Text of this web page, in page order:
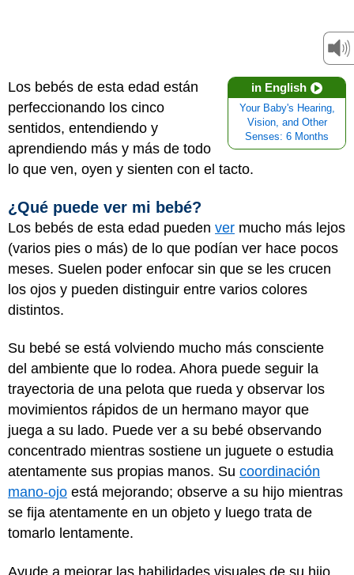
in English
Your Baby's Hearing,
Vision, and Other
Senses: 6 Months
Los bebés de esta edad están
perfeccionando los cinco
sentidos, entendiendo y
aprendiendo más y más de todo
lo que ven, oyen y sienten con el tacto.
¿Qué puede ver mi bebé?
Los bebés de esta edad pueden ver mucho más lejos
(varios pies o más) de lo que podían ver hace pocos
meses. Suelen poder enfocar sin que se les crucen
los ojos y pueden distinguir entre varios colores
distintos.
Su bebé se está volviendo mucho más consciente
del ambiente que lo rodea. Ahora puede seguir la
trayectoria de una pelota que rueda y observar los
movimientos rápidos de un hermano mayor que
juega a su lado. Puede ver a su bebé observando
concentrado mientras sostiene un juguete o estudia
atentamente sus propias manos. Su coordinación
mano-ojo está mejorando; observe a su hijo mientras
se fija atentamente en un objeto y luego trata de
tomarlo lentamente.
Ayude a mejorar las habilidades visuales de su hijo